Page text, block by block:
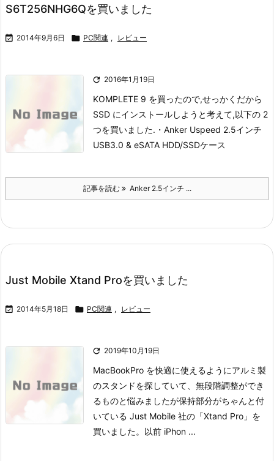
S6T256NHG6Qを買いました
 2014年9月6日  PC関連 , レビュー
 2016年1月19日
KOMPLETE 9 を買ったので,せっかくだから
SSD にインストールしようと考えて,以下の 2
つを買いました. ・Anker Uspeed 2.5インチ
USB3.0 & eSATA HDD/SSDケース
記事を読む Anker 2.5インチ ...
Just Mobile Xtand Proを買いました
 2014年5月18日  PC関連 , レビュー
 2019年10月19日
MacBookPro を快適に使えるようにアルミ製
のスタンドを探していて、無段階調整ができ
るものと悩みましたが保持部分がちゃんと付
いている Just Mobile 社の「Xtand Pro」を
買いました。 以前 iPhon ...